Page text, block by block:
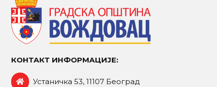
КОНТАКТ ИНФОРМАЦИЈЕ:
Устаничка 53, 11107 Београд